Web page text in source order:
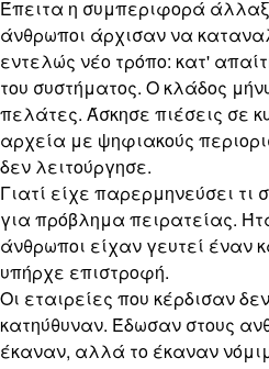
Έπειτα η συμπεριφορά
άνθρωποι άρχισαν να
εντελώς νέο τρόπο: κατ'
του συστήματος. Ο κλάδος
πελάτες. Άσκησε πιέσεις σε
αρχεία με ψηφιακούς
δεν λειτούργησε.
Γιατί είχε παρερμηνεύσει τι
για πρόβλημα πειρατείας.
άνθρωποι είχαν γευτεί έναν
υπήρχε επιστροφή.
Οι εταιρείες που κέρδισαν
κατηύθυναν. Έδωσαν στους
έκαναν, αλλά το έκαναν